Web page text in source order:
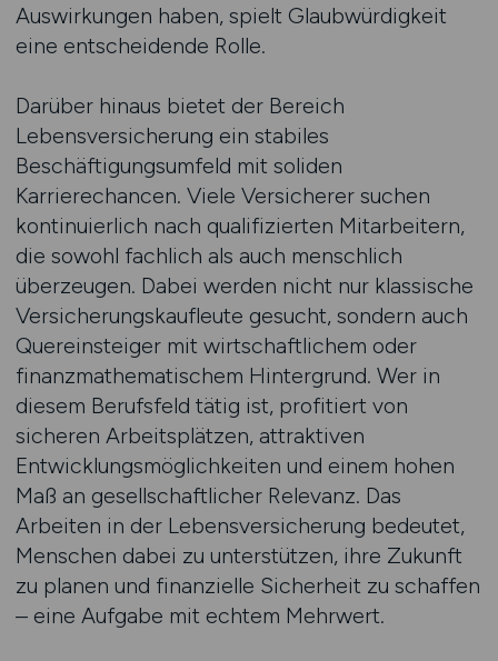
Auswirkungen haben, spielt Glaubwürdigkeit
eine entscheidende Rolle.
Darüber hinaus bietet der Bereich
Lebensversicherung ein stabiles
Beschäftigungsumfeld mit soliden
Karrierechancen. Viele Versicherer suchen
kontinuierlich nach qualifizierten Mitarbeitern,
die sowohl fachlich als auch menschlich
überzeugen. Dabei werden nicht nur klassische
Versicherungskaufleute gesucht, sondern auch
Quereinsteiger mit wirtschaftlichem oder
finanzmathematischem Hintergrund. Wer in
diesem Berufsfeld tätig ist, profitiert von
sicheren Arbeitsplätzen, attraktiven
Entwicklungsmöglichkeiten und einem hohen
Maß an gesellschaftlicher Relevanz. Das
Arbeiten in der Lebensversicherung bedeutet,
Menschen dabei zu unterstützen, ihre Zukunft
zu planen und finanzielle Sicherheit zu schaffen
– eine Aufgabe mit echtem Mehrwert.